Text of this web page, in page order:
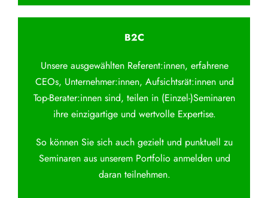
B2C
Unsere ausgewählten Referent:innen, erfahrene
CEOs, Unternehmer:innen, Aufsichtsrät:innen und
Top-Berater:innen sind, teilen in (Einzel-)Seminaren
ihre einzigartige und wertvolle Expertise.
So können Sie sich auch gezielt und punktuell zu
Seminaren aus unserem Portfolio anmelden und
daran teilnehmen.